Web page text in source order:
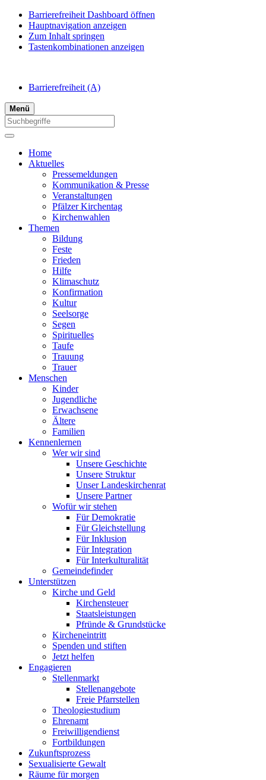
Barrierefreiheit Dashboard öffnen
Hauptnavigation anzeigen
Zum Inhalt springen
Tastenkombinationen anzeigen
Barrierefreiheit (A)
Menü
Home
Aktuelles
Pressemeldungen
Kommunikation & Presse
Veranstaltungen
Pfälzer Kirchentag
Kirchenwahlen
Themen
Bildung
Feste
Frieden
Hilfe
Klimaschutz
Konfirmation
Kultur
Seelsorge
Segen
Spirituelles
Taufe
Trauung
Trauer
Menschen
Kinder
Jugendliche
Erwachsene
Ältere
Familien
Kennenlernen
Wer wir sind
Unsere Geschichte
Unsere Struktur
Unser Landeskirchenrat
Unsere Partner
Wofür wir stehen
Für Demokratie
Für Gleichstellung
Für Inklusion
Für Integration
Für Interkulturalität
Gemeindefinder
Unterstützen
Kirche und Geld
Kirchensteuer
Staatsleistungen
Pfründe & Grundstücke
Kircheneintritt
Spenden und stiften
Jetzt helfen
Engagieren
Stellenmarkt
Stellenangebote
Freie Pfarrstellen
Theologiestudium
Ehrenamt
Freiwilligendienst
Fortbildungen
Zukunftsprozess
Sexualisierte Gewalt
Räume für morgen